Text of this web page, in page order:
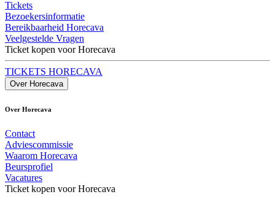
Tickets
Bezoekersinformatie
Bereikbaarheid Horecava
Veelgestelde Vragen
Ticket kopen voor Horecava
TICKETS HORECAVA
Over Horecava
Over Horecava
Contact
Adviescommissie
Waarom Horecava
Beursprofiel
Vacatures
Ticket kopen voor Horecava